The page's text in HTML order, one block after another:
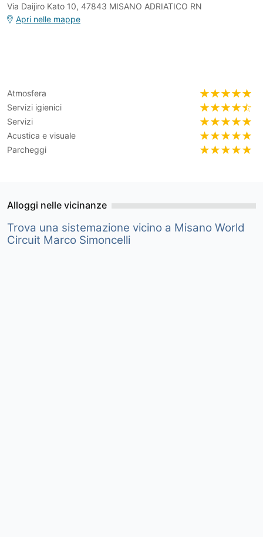
Via Daijiro Kato 10, 47843 MISANO ADRIATICO RN
Apri nelle mappe
Atmosfera
Servizi igienici
Servizi
Acustica e visuale
Parcheggi
Alloggi nelle vicinanze
Trova una sistemazione vicino a Misano World
Circuit Marco Simoncelli